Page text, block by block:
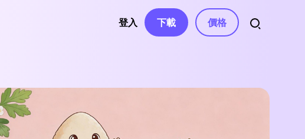
登入 下載 價格
影片濾鏡
語音轉文字
使用者指南
使用者指南中心